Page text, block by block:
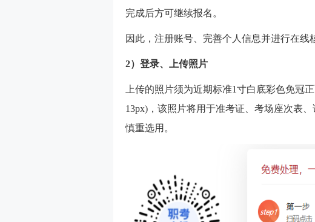
完成后方可继续报名。
因此，注册账号、完善个人信息并进行在
2）登录、上传照片
上传的照片须为近期标准1寸白底彩色免冠
13px)，该照片将用于准考证、考场座次表
慎重选用。